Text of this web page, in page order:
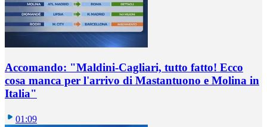
Accomando: "Maldini-Cagliari, tutto fatto! Ecco
cosa manca per l'arrivo di Mastantuono e Molina in
Italia"
01:09